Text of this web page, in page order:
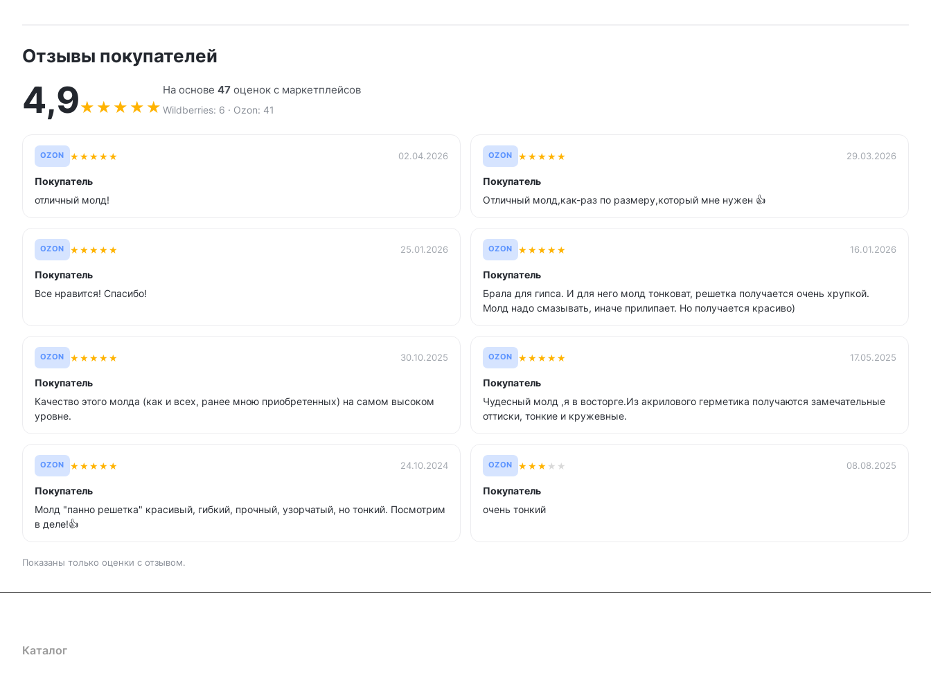
Отзывы покупателей
4,9★ ★ ★ ★ ★
На основе 47 оценок с маркетплейсов
Wildberries: 6 · Ozon: 41
OZON ★★★★★ 02.04.2026
Покупатель
отличный молд!
OZON ★★★★★ 29.03.2026
Покупатель
Отличный молд,как-раз по размеру,который мне нужен 👍
OZON ★★★★★ 25.01.2026
Покупатель
Все нравится! Спасибо!
OZON ★★★★★ 16.01.2026
Покупатель
Брала для гипса. И для него молд тонковат, решетка получается очень хрупкой.
Молд надо смазывать, иначе прилипает. Но получается красиво)
OZON ★★★★★ 30.10.2025
Покупатель
Качество этого молда (как и всех, ранее мною приобретенных) на самом высоком
уровне.
OZON ★★★★★ 17.05.2025
Покупатель
Чудесный молд ,я в восторге.Из акрилового герметика получаются замечательные
оттиски, тонкие и кружевные.
OZON ★★★★★ 24.10.2024
Покупатель
Молд "панно решетка" красивый, гибкий, прочный, узорчатый, но тонкий. Посмотрим
в деле!👍
OZON ★★★ ★ ★ 08.08.2025
Покупатель
очень тонкий
Показаны только оценки с отзывом.
Каталог